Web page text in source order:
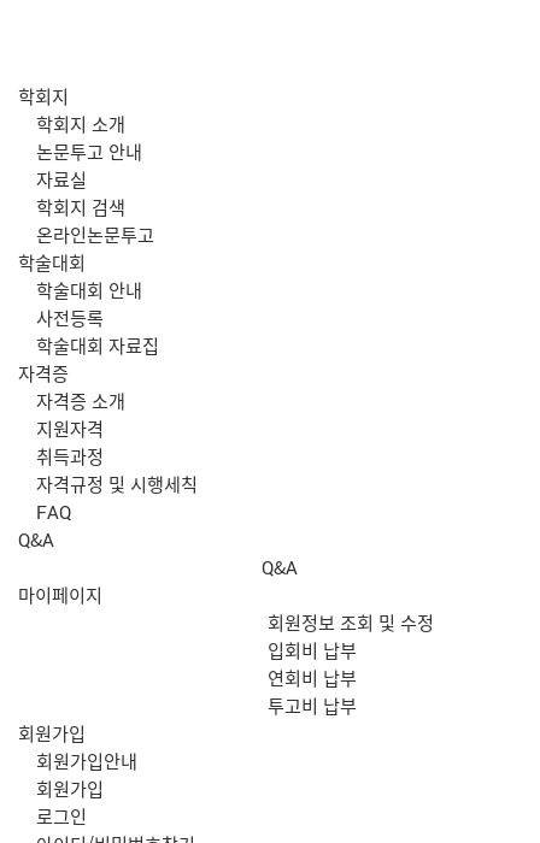
학회지
학회지 소개
논문투고 안내
자료실
학회지 검색
온라인논문투고
학술대회
학술대회 안내
사전등록
학술대회 자료집
자격증
자격증 소개
지원자격
취득과정
자격규정 및 시행세칙
FAQ
Q&A
Q&A
마이페이지
회원정보 조회 및 수정
입회비 납부
연회비 납부
투고비 납부
회원가입
회원가입안내
회원가입
로그인